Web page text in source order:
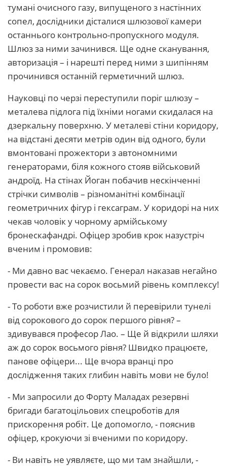
тумані очисного газу, випущеного з настінних
сопел, дослідники дісталися шлюзової камери
останнього контрольно-пропускного модуля.
Шлюз за ними зачинився. Ще одне сканування,
авторизація – і нарешті перед ними з шипінням
прочинився останній герметичний шлюз.
Науковці по черзі переступили поріг шлюзу –
металева підлога під їхніми ногами скидалася на
дзеркальну поверхню. У металеві стіни коридору,
на відстані десяти метрів один від одного, були
вмонтовані прожектори з автономними
генераторами, біля кожного стояв військовий
андроїд. На стінах Йоган побачив нескінченні
стрічки символів – різноманітні комбінації
геометричних фігур і гексаграм. У коридорі на них
чекав чоловік у чорному армійському
бронескафандрі. Офіцер зробив крок назустріч
вченим і промовив:
- Ми давно вас чекаємо. Генерал наказав негайно
провести вас на сорок восьмий рівень комплексу!
- То роботи вже розчистили й перевірили тунелі
від сорокового до сорок першого рівня? –
здивувався професор Лао. – Ще й відкрили шляхи
аж до сорок восьмого рівня? Швидко працюєте,
панове офіцери... Ще вчора вранці про
дослідження таких глибин навіть мови не було!
- Ми запросили до Форту Маладах резервні
бригади багатоцільових спецроботів для
прискорення робіт. Це допомогло, - пояснив
офіцер, крокуючи зі вченими по коридору.
- Ви навіть не уявляєте, що ми там знайшли, -